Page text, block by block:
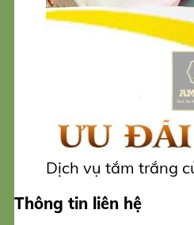
Dịch vụ tắm trắng
Thông tin liên hệ